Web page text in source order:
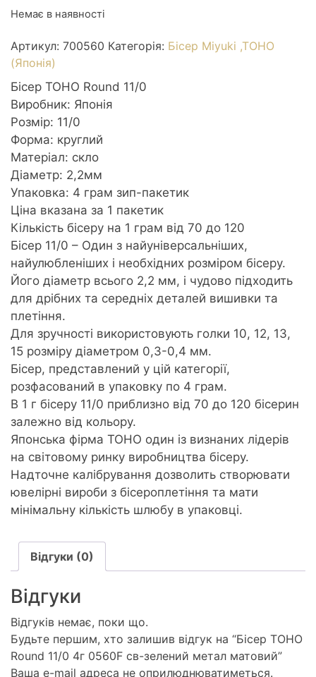
Немає в наявності
Артикул: 700560 Категорія: Бісер Miyuki ,TOHO
(Японія)
Бісер TOHO Round 11/0
Виробник: Японія
Розмір: 11/0
Форма: круглий
Матеріал: скло
Діаметр: 2,2мм
Упаковка: 4 грам зип-пакетик
Ціна вказана за 1 пакетик
Кількість бісеру на 1 грам від 70 до 120
Бісер 11/0 – Один з найуніверсальніших,
найулюбленіших і необхідних розміром бісеру.
Його діаметр всього 2,2 мм, і чудово підходить
для дрібних та середніх деталей вишивки та
плетіння.
Для зручності використовують голки 10, 12, 13,
15 розміру діаметром 0,3-0,4 мм.
Бісер, представлений у цій категорії,
розфасований в упаковку по 4 грам.
В 1 г бісеру 11/0 приблизно від 70 до 120 бісерин
залежно від кольору.
Японська фірма ТОНО один із визнаних лідерів
на світовому ринку виробництва бісеру.
Надточне калібрування дозволить створювати
ювелірні вироби з бісероплетіння та мати
мінімальну кількість шлюбу в упаковці.
Відгуки (0)
Відгуки
Відгуків немає, поки що.
Будьте першим, хто залишив відгук на “Бісер TOHO
Round 11/0 4г 0560F св-зелений метал матовий”
Ваша e-mail адреса не оприлюднюватиметься.